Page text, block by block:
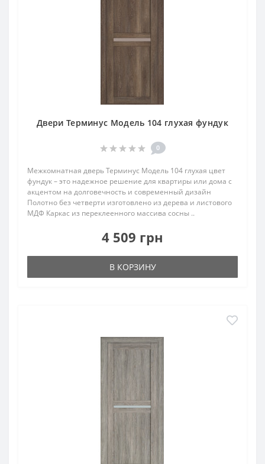
Двери Терминус Модель 104 глухая фундук
0
Межкомнатная дверь Терминус Модель 104 глухая цвет
фундук – это надежное решение для квартиры или дома с
акцентом на долговечность и современный дизайн
Полотно без четверти изготовлено из дерева и листового
МДФ Каркас из переклеенного массива сосны ..
4 509 грн
В КОРЗИНУ